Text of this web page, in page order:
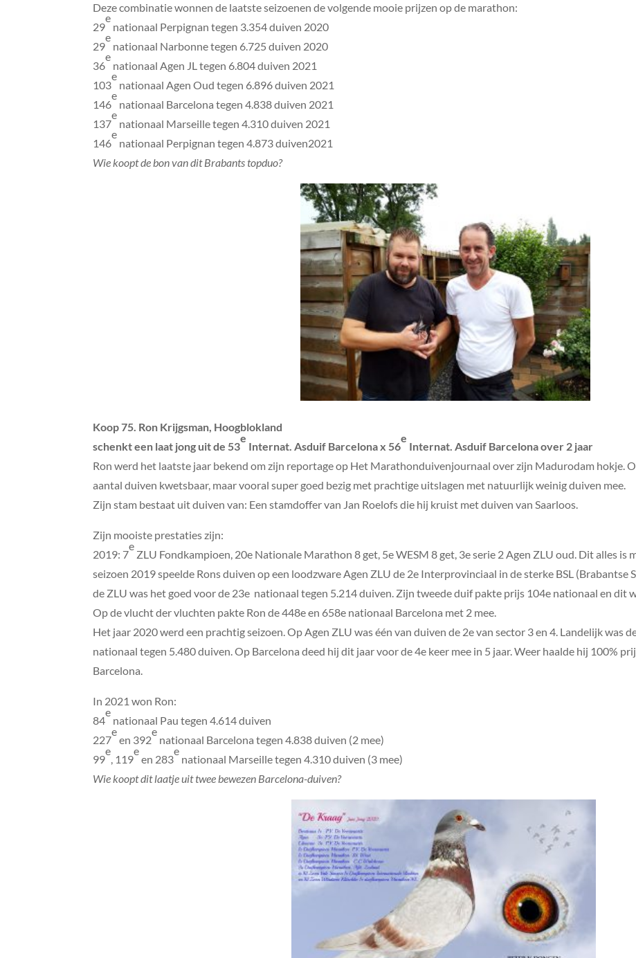
Deze combinatie wonnen de laatste seizoenen de volgende mooie prijzen op de marathon:
29
e
nationaal Perpignan tegen 3.354 duiven 2020
29
e
nationaal Narbonne tegen 6.725 duiven 2020
36
e
nationaal Agen JL tegen 6.804 duiven 2021
103
e
nationaal Agen Oud tegen 6.896 duiven 2021
146
e
nationaal Barcelona tegen 4.838 duiven 2021
137
e
nationaal Marseille tegen 4.310 duiven 2021
146
e
nationaal Perpignan tegen 4.873 duiven2021
Wie koopt de bon van dit Brabants topduo?
Koop 75. Ron Krijgsman, Hoogblokland
schenkt een laat jong uit de 53
e
Internat. Asduif Barcelona x 56
e
Internat. Asduif Barcelona over 2 jaar
Ron werd het laatste jaar bekend om zijn reportage op Het Marathonduivenjournaal over zijn Madurodam hokje.
aantal duiven kwetsbaar, maar vooral super goed bezig met prachtige uitslagen met natuurlijk weinig duiven mee.
Zijn stam bestaat uit duiven van: Een stamdoffer van Jan Roelofs die hij kruist met duiven van Saarloos.
Zijn mooiste prestaties zijn:
2019: 7
e
ZLU Fondkampioen, 20e Nationale Marathon 8 get, 5e WESM 8 get, 3e serie 2 Agen ZLU oud. Dit alles is
seizoen 2019 speelde Rons duiven op een loodzware Agen ZLU de 2e Interprovinciaal in de sterke BSL (Brabantse
de ZLU was het goed voor de 23e nationaal tegen 5.214 duiven. Zijn tweede duif pakte prijs 104e nationaal en dit
Op de vlucht der vluchten pakte Ron de 448e en 658e nationaal Barcelona met 2 mee.
Het jaar 2020 werd een prachtig seizoen. Op Agen ZLU was één van duiven de 2e van sector 3 en 4. Landelijk was
nationaal tegen 5.480 duiven. Op Barcelona deed hij dit jaar voor de 4e keer mee in 5 jaar. Weer haalde hij 100%
Barcelona.
In 2021 won Ron:
84
e
nationaal Pau tegen 4.614 duiven
227
e
en 392
e
nationaal Barcelona tegen 4.838 duiven (2 mee)
99
e
, 119
e
en 283
e
nationaal Marseille tegen 4.310 duiven (3 mee)
Wie koopt dit laatje uit twee bewezen Barcelona-duiven?